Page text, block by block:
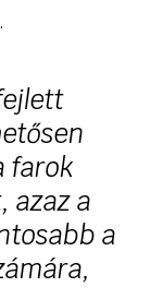
farok
azaz a
a